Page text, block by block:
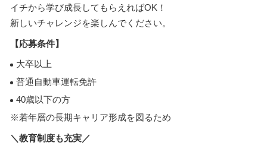
イチから学び成長してもらえればOK！
新しいチャレンジを楽しんでください。
【応募条件】
大卒以上
普通自動車運転免許
40歳以下の方
※若年層の長期キャリア形成を図るため
＼教育制度も充実／